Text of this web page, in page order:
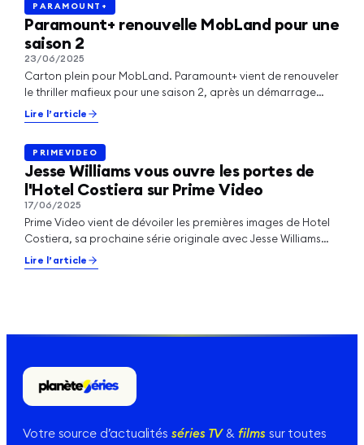
PARAMOUNT+
PARAMOUNT+
Paramount+ renouvelle MobLand pour une
saison 2
23/06/2025
Carton plein pour MobLand. Paramount+ vient de renouveler
le thriller mafieux pour une saison 2, après un démarrage
record et une ascension…
Lire l’article
PRIMEVIDEO
PRIMEVIDEO
Jesse Williams vous ouvre les portes de
l'Hotel Costiera sur Prime Video
17/06/2025
Prime Video vient de dévoiler les premières images de Hotel
Costiera, sa prochaine série originale avec Jesse Williams
(Grey’s Anatomy)…
Lire l’article
Votre source d’actualitésséries TV&filmssur toutes